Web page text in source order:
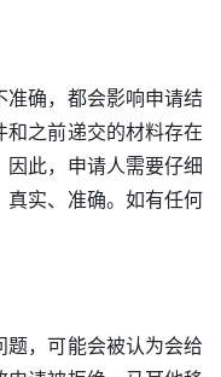
准确，都会影响申请结
和之前递交的材料存在
此，申请人需要仔细
真实、准确。如有任何
，可能会被认为会给